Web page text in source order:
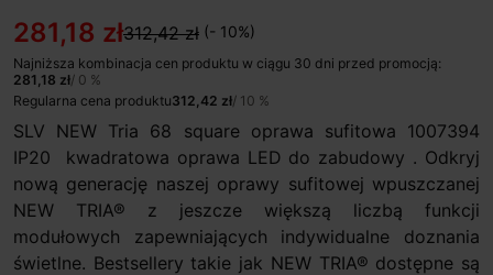
281,18 zł312,42 zł (- 10%)
Najniższa kombinacja cen produktu w ciągu 30 dni przed promocją:
281,18 zł/ 0 %
Regularna cena produktu312,42 zł/ 10 %
SLV NEW Tria 68 square oprawa sufitowa 1007394
IP20 kwadratowa oprawa LED do zabudowy . Odkryj
nową generację naszej oprawy sufitowej wpuszczanej
NEW TRIA® z jeszcze większą liczbą funkcji
modułowych zapewniających indywidualne doznania
świetlne. Bestsellery takie jak NEW TRIA® dostępne są